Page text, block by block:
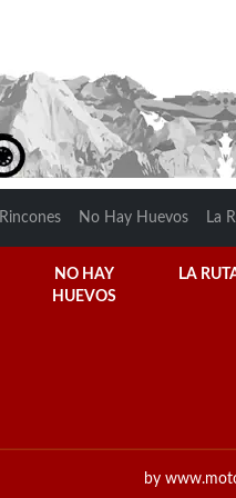
Rincones No Hay Huevos La
NO HAY
HUEVOS
LA
by